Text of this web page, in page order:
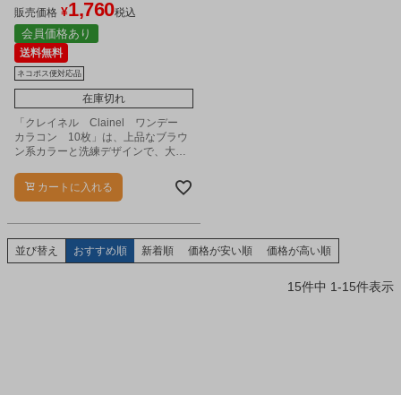
販売価格 ¥1,760税込
会員価格あり
送料無料
ネコポス便対応品
在庫切れ
「クレイネル Clainel ワンデー
カラコン 10枚」は、上品なブラウ
ン系カラーと洗練デザインで、大人
カートに入れる
並び替え おすすめ順 新着順 価格が安い順 価格が高い順
15件中 1-15件表示